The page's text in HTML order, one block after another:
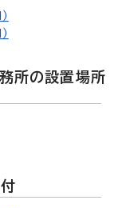
所の設置場所